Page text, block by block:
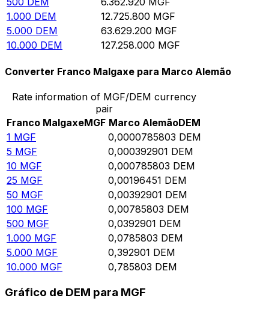
1.000 DEM 12.725.800 MGF
5.000 DEM 63.629.200 MGF
10.000 DEM 127.258.000 MGF
Converter Franco Malgaxe para Marco Alemão
Rate information of MGF/DEM currency
pair
Franco MalgaxeMGF Marco AlemãoDEM
1 MGF 0,0000785803 DEM
5 MGF 0,000392901 DEM
10 MGF 0,000785803 DEM
25 MGF 0,00196451 DEM
50 MGF 0,00392901 DEM
100 MGF 0,00785803 DEM
500 MGF 0,0392901 DEM
1.000 MGF 0,0785803 DEM
5.000 MGF 0,392901 DEM
10.000 MGF 0,785803 DEM
Gráfico de DEM para MGF